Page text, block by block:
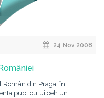
24 Nov 2008
din Praga, în
publicului ceh un